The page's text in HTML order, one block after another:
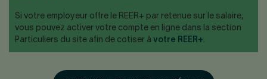
Si votre employeur offre le REER+ par retenue sur le salaire,
vous pouvez activer votre compte en ligne dans la section
Particuliers du site afin de cotiser à votre REER+.